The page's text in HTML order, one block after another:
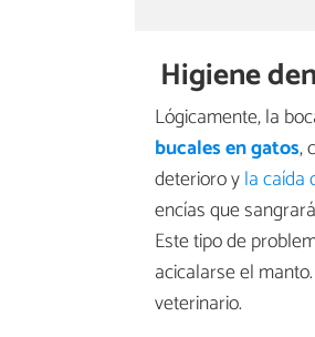
Higiene
Lógicamente, la
bucales en gatos,
deterioro yla caída
encías que
Este tipo de
acicalarse el
veterinario.